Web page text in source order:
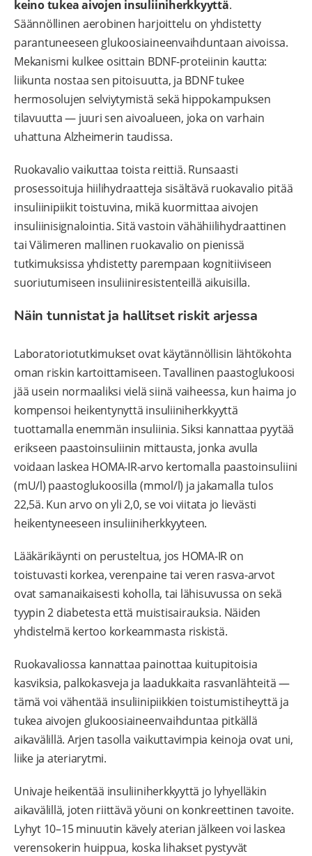
keino tukea aivojen insuliiniherkkyyttä.
Säännöllinen aerobinen harjoittelu on yhdistetty
parantuneeseen glukoosiaineenvaihduntaan aivoissa.
Mekanismi kulkee osittain BDNF-proteiinin kautta:
liikunta nostaa sen pitoisuutta, ja BDNF tukee
hermosolujen selviytymistä sekä hippokampuksen
tilavuutta — juuri sen aivoalueen, joka on varhain
uhattuna Alzheimerin taudissa.
Ruokavalio vaikuttaa toista reittiä. Runsaasti
prosessoituja hiilihydraatteja sisältävä ruokavalio pitää
insuliinipiikit toistuvina, mikä kuormittaa aivojen
insuliinisignalointia. Sitä vastoin vähähiilihydraattinen
tai Välimeren mallinen ruokavalio on pienissä
tutkimuksissa yhdistetty parempaan kognitiiviseen
suoriutumiseen insuliiniresistenteillä aikuisilla.
Näin tunnistat ja hallitset riskit arjessa
Laboratoriotutkimukset ovat käytännöllisin lähtökohta
oman riskin kartoittamiseen. Tavallinen paastoglukoosi
jää usein normaaliksi vielä siinä vaiheessa, kun haima jo
kompensoi heikentynyttä insuliiniherkkyyttä
tuottamalla enemmän insuliinia. Siksi kannattaa pyytää
erikseen paastoinsuliinin mittausta, jonka avulla
voidaan laskea HOMA-IR-arvo kertomalla paastoinsuliini
(mU/l) paastoglukoosilla (mmol/l) ja jakamalla tulos
22,5ä. Kun arvo on yli 2,0, se voi viitata jo lievästi
heikentyneeseen insuliiniherkkyyteen.
Lääkärikäynti on perusteltua, jos HOMA-IR on
toistuvasti korkea, verenpaine tai veren rasva-arvot
ovat samanaikaisesti koholla, tai lähisuvussa on sekä
tyypin 2 diabetesta että muistisairauksia. Näiden
yhdistelmä kertoo korkeammasta riskistä.
Ruokavaliossa kannattaa painottaa kuitupitoisia
kasviksia, palkokasveja ja laadukkaita rasvanlähteitä —
tämä voi vähentää insuliinipiikkien toistumistiheyttä ja
tukea aivojen glukoosiaineenvaihduntaa pitkällä
aikavälillä. Arjen tasolla vaikuttavimpia keinoja ovat uni,
liike ja ateriarytmi.
Univaje heikentää insuliiniherkkyyttä jo lyhyelläkin
aikavälillä, joten riittävä yöuni on konkreettinen tavoite.
Lyhyt 10–15 minuutin kävely aterian jälkeen voi laskea
verensokerin huippua, koska lihakset pystyvät